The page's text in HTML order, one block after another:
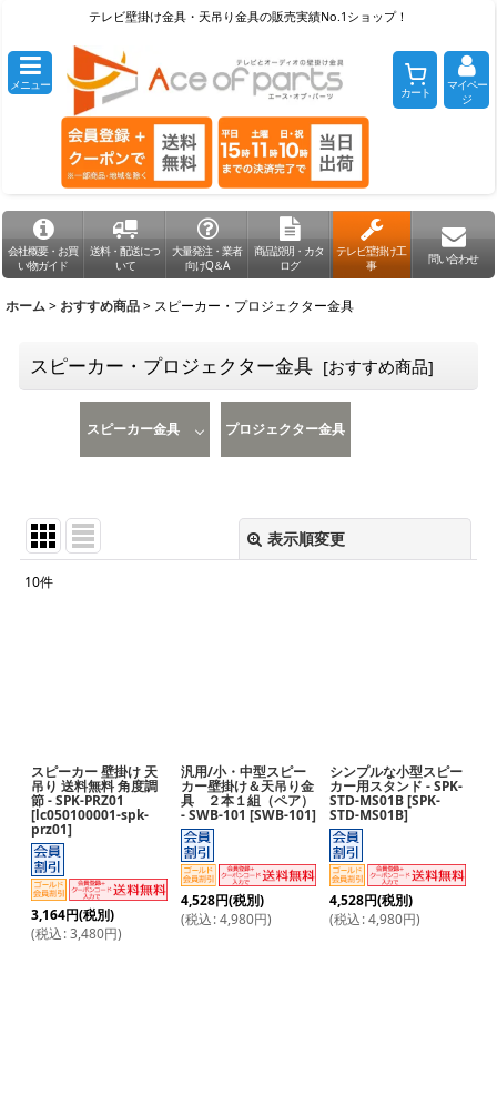
テレビ壁掛け金具・天吊り金具の販売実績No.1ショップ！
メニュー カート
マイペー
ジ
会社概要・お買
い物ガイド
送料・配送につ
いて
大量発注・業者
向けQ＆A
商品説明・カタ
ログ
テレビ壁掛け工
事
問い合わせ
ホーム > おすすめ商品> スピーカー・プロジェクター金具
スピーカー・プロジェクター金具 [おすすめ商品]
スピーカー金具 プロジェクター金具
表示順変更
絞り込む
10件
スピーカー 壁掛け 天
吊り 送料無料 角度調
節 - SPK-PRZ01
[lc050100001-spk-
prz01]
3,164円(税別)
(税込:3,480円)
汎用/小・中型スピー
カー壁掛け＆天吊り金
具 ２本１組（ペア）
- SWB-101 [SWB-101]
4,528円(税別)
(税込: 4,980円)
シンプルな小型スピー
カー用スタンド - SPK-
STD-MS01B [SPK-
STD-MS01B]
4,528円(税別)
(税込: 4,980円)